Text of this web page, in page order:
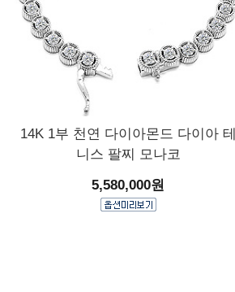
14K 1부 천연 다이아몬드 다이아 테
니스 팔찌 모나코
5,580,000원